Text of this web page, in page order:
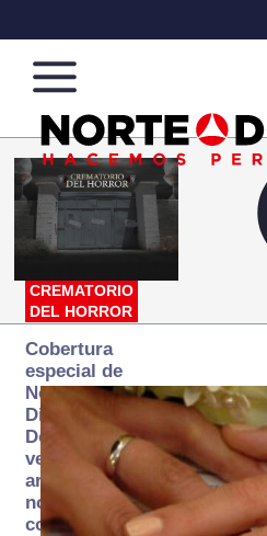
Norte
de
Ciudad
Más
que
noticias,
hacemos periodismo
CREMATORIO
DEL HORROR
Cobertura
especial de
Norte
Digital:
Donde la
verdad
arde… pero
no se
consume